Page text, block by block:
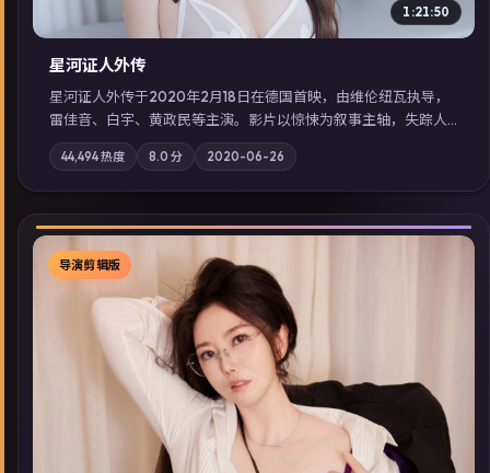
1:21:50
星河证人外传
星河证人外传于2020年2月18日在德国首映，由维伦纽瓦执导，
雷佳音、白宇、黄政民等主演。影片以惊悚为叙事主轴，失踪人
口档案牵出跨国灰色产业链；摄影与配乐强化地域气质；站内亦
可通过「国产免费观看高清电视剧在线看」延展检索同类型高分
佳作，畅享高清在线追剧体验。
44,494热度 8.0 分 2020-06-26
▶
导演剪辑版